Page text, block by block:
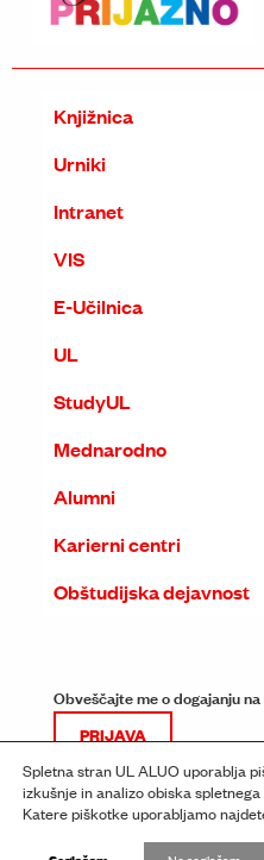
Knjižnica
Urniki
Intranet
VIS
E-Učilnica
UL
StudyUL
Mednarodno
Alumni
Karierni centri
Obštudijska dejavnost
Obveščajte me o dogajanju
PRIJAVA
Spletna stran UL ALUO uporablja
izkušnje in analizo obiska spletnega
Katere piškotke uporabljamo